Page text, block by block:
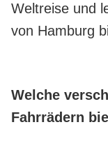
Weltreise und
von Hamburg
Welche
Fahrrädern